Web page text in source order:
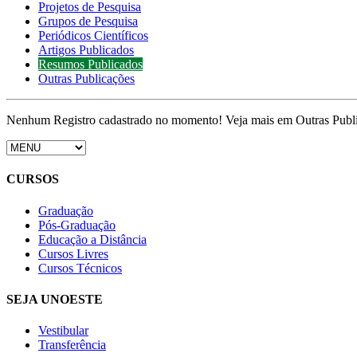
Projetos de Pesquisa
Grupos de Pesquisa
Periódicos Científicos
Artigos Publicados
Resumos Publicados
Outras Publicações
Nenhum Registro cadastrado no momento! Veja mais em Outras
CURSOS
Graduação
Pós-Graduação
Educação a Distância
Cursos Livres
Cursos Técnicos
SEJA UNOESTE
Vestibular
Transferência